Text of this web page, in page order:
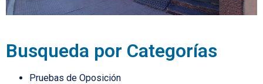
Busqueda por Categorías
Pruebas de Oposición